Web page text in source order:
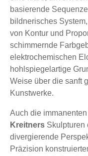
basierende
bildnerisches
von Kontur und
schimmernde
elektrochemischen
hohlspiegelartige
Weise über die sanft
Kunstwerke.
Auch die
Kreitners Skulpturen
divergierende
Präzision